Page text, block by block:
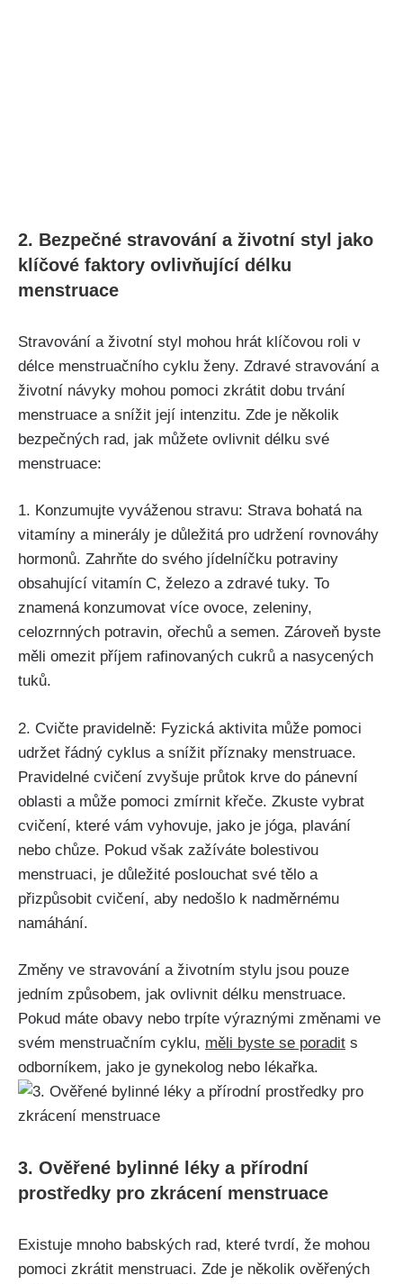
2. Bezpečné stravování a⁤ životní styl jako
klíčové faktory ovlivňující délku‍
menstruace
Stravování a životní ⁢styl mohou hrát klíčovou roli v‌
délce menstruačního cyklu‍ ženy. Zdravé stravování a
životní návyky mohou‌ pomoci ⁢zkrátit dobu trvání
menstruace ⁤a snížit její intenzitu. Zde je několik
bezpečných rad,‌ jak můžete ​ovlivnit délku své
menstruace:
1. Konzumujte vyváženou stravu: Strava bohatá na
vitamíny a minerály je důležitá pro udržení‌ rovnováhy
hormonů.⁣ Zahrňte do svého ⁣jídelníčku potraviny
obsahující‍ vitamín C, železo a zdravé⁣ tuky. ⁢To
znamená ⁢konzumovat​ více ovoce, zeleniny,
celozrnných⁢ potravin, ořechů a semen. Zároveň byste
měli omezit‍ příjem rafinovaných cukrů a nasycených
tuků.
2. Cvičte pravidelně:​ Fyzická aktivita může pomoci
udržet řádný ​cyklus a snížit příznaky menstruace.
Pravidelné cvičení zvyšuje průtok krve do pánevní
oblasti a ⁤může​ pomoci zmírnit křeče.⁣ Zkuste vybrat
cvičení, které vám vyhovuje, ​jako je‍ jóga, plavání
nebo chůze. ⁤Pokud však zažíváte bolestivou
menstruaci, ⁣je důležité poslouchat své tělo⁢ a
přizpůsobit cvičení, aby nedošlo k nadměrnému​
namáhání.
Změny ve stravování a životním stylu jsou pouze
jedním způsobem, jak ‌ovlivnit délku menstruace.
Pokud⁣ máte obavy nebo‍ trpíte výraznými změnami⁢ ve
svém menstruačním cyklu, měli byste se poradit s
odborníkem, jako je gynekolog nebo lékařka.
3. Ověřené bylinné léky a přírodní
prostředky ⁢pro ⁤zkrácení menstruace
Existuje mnoho⁤ babských rad, ⁤které tvrdí, že mohou⁤
pomoci zkrátit⁢ menstruaci. Zde ‍je​ několik‌ ověřených